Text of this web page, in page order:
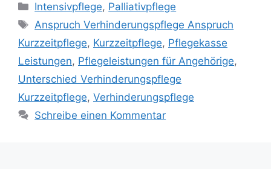
Intensivpflege, Palliativpflege
Anspruch Verhinderungspflege Anspruch
Kurzzeitpflege, Kurzzeitpflege, Pflegekasse
Leistungen, Pflegeleistungen für Angehörige,
Unterschied Verhinderungspflege
Kurzzeitpflege, Verhinderungspflege
Schreibe einen Kommentar